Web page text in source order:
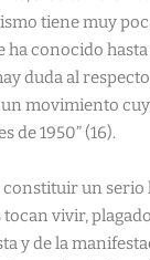
tiene muy
ha conocido
duda al
movimiento
de 1950” (16).
constituir un serio
vivir,
y de la